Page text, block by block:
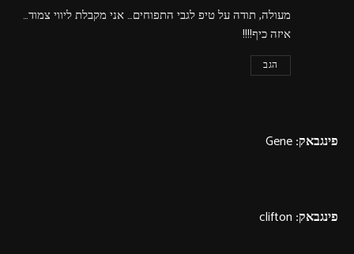
מעולה, תודה על טיפ לגבי התפוחים… אני מקבלת ליווי צמוד…
איזה כיף!!!!
הגב
פינגבאק:Gene
פינגבאק: clifton